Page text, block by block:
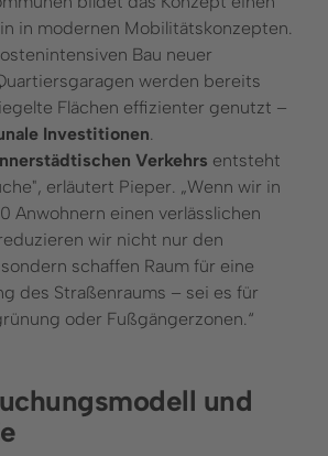
in modernen Mobilitätskonzepten.
Bau neuer
werden bereits
Flächen effizienter genutzt –
Investitionen.
Verkehrs entsteht
erläutert Pieper. „Wenn wir in
Anwohnern einen verlässlichen
wir nicht nur den
schaffen Raum für eine
des Straßenraums – sei es für
oder Fußgängerzonen.“
und